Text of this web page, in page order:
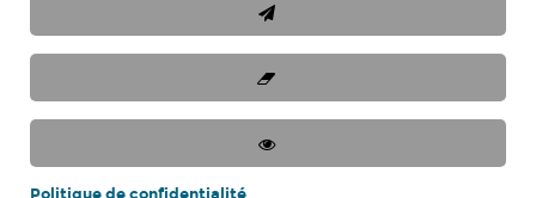
Politique de confidentialité